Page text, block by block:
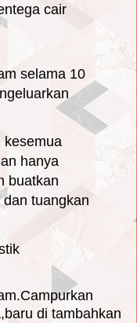
cair
selama 10
kesemua
hanya
buatkan
tuangkan
di tambahkan